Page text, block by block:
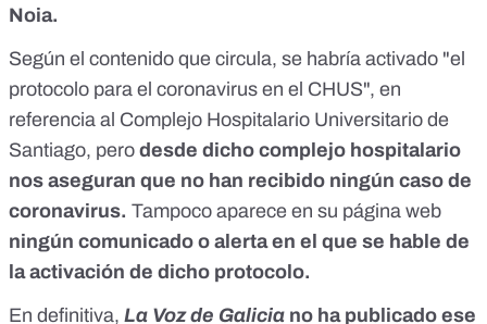
Noia.
Según el contenido que circula, se habría activado "el
protocolo para el coronavirus en el CHUS", en
referencia al Complejo Hospitalario Universitario de
Santiago, pero desde dicho complejo hospitalario
nos aseguran que no han recibido ningún caso de
coronavirus. Tampoco aparece en su página web
ningún comunicado o alerta en el que se hable de
la activación de dicho protocolo.
En definitiva, La Voz de Galicia no ha publicado ese